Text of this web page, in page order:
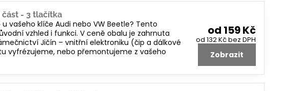
- 3 tlačítka
vašeho klíče Audi nebo VW Beetle? Tento
vzhled i funkci. V ceně obalu je zahrnuta
Jičín – vnitřní elektroniku (čip a dálkové
vyfrézujeme, nebo přemontujeme z vašeho
od 159 Kč
od 132 Kčbez DPH
Zobrazit